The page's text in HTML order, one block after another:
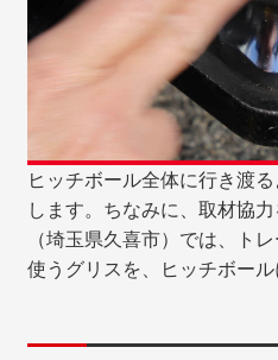
ヒッチボール全体に行き渡
します。ちなみに、取材協
（埼玉県久喜市）では、ト
使うグリスを、ヒッチボール